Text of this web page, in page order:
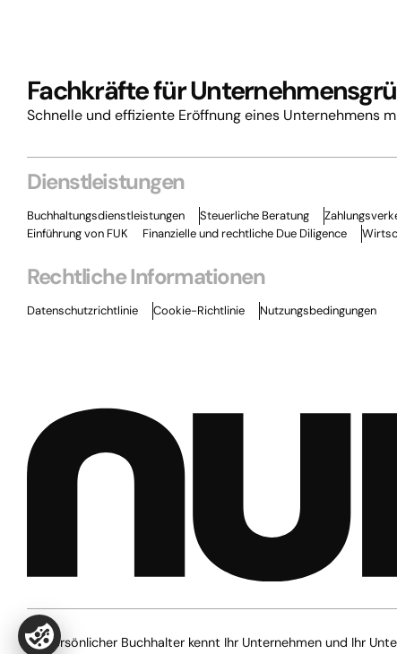
Fachkräfte für
Schnelle und effiziente Eröffnung eines Unternehmens
Dienstleistungen
Buchhaltungsdienstleistungen Steuerliche Beratung
Einführung von FUK
Finanzielle und rechtliche Due Diligence
Rechtliche Informationen
Datenschutzrichtlinie Cookie-Richtlinie Nutzungsbedingungen
Ihr persönlicher Buchhalter kennt Ihr Unternehmen und Ihr